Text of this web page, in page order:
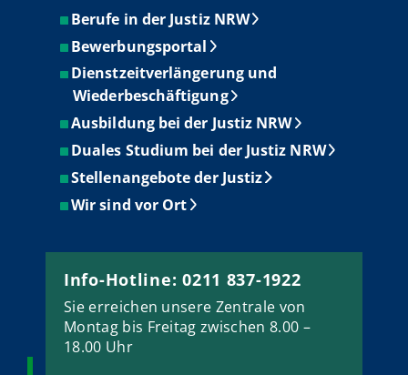
Berufe in der Justiz NRW
Bewerbungsportal
Dienstzeitverlängerung und
Wiederbeschäftigung
Ausbildung bei der Justiz NRW
Duales Studium bei der Justiz NRW
Stellenangebote der Justiz
Wir sind vor Ort
Info-Hotline: 0211 837-1922
Sie erreichen unsere Zentrale von
Montag bis Freitag zwischen 8.00 –
18.00 Uhr